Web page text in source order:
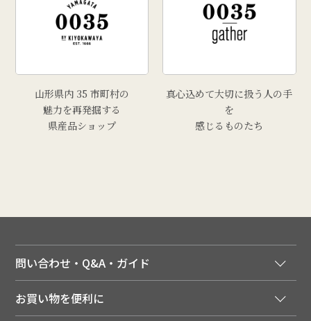
山形県内 35 市町村の
魅力を再発掘する
県産品ショップ
真心込めて大切に扱う人の手
を
感じるものたち
問い合わせ・Q&A・ガイド
ご利用ガイド
お買い物を便利に